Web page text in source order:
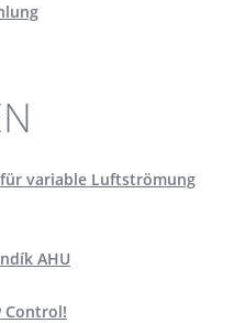
variable Luftströmung
AHU
Control!